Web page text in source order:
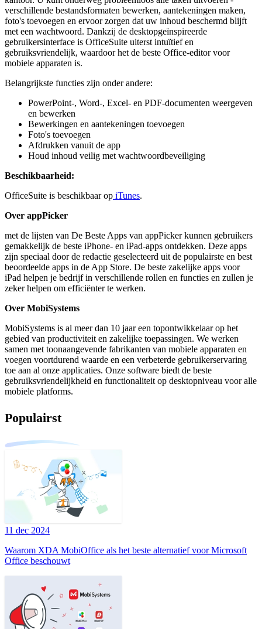
verschillende bestandsformaten bewerken, aantekeningen maken,
foto's toevoegen en ervoor zorgen dat uw inhoud beschermd blijft
met een wachtwoord. Dankzij de desktopgeïnspireerde
gebruikersinterface is OfficeSuite uiterst intuïtief en
gebruiksvriendelijk, waardoor het de beste Office-editor voor
mobiele apparaten is.
Belangrijkste functies zijn onder andere:
PowerPoint-, Word-, Excel- en PDF-documenten weergeven
en bewerken
Bewerkingen en aantekeningen toevoegen
Foto's toevoegen
Afdrukken vanuit de app
Houd inhoud veilig met wachtwoordbeveiliging
Beschikbaarheid:
OfficeSuite is beschikbaar op iTunes.
Over appPicker
met de lijsten van De Beste Apps van appPicker kunnen gebruikers
gemakkelijk de beste iPhone- en iPad-apps ontdekken. Deze apps
zijn speciaal door de redactie geselecteerd uit de populairste en best
beoordeelde apps in de App Store. De beste zakelijke apps voor
iPad helpen je bedrijf in verschillende rollen en functies en zullen je
zeker helpen om efficiënter te werken.
Over MobiSystems
MobiSystems is al meer dan 10 jaar een topontwikkelaar op het
gebied van productiviteit en zakelijke toepassingen. We werken
samen met toonaangevende fabrikanten van mobiele apparaten en
voegen voortdurend waarde en een verbeterde gebruikerservaring
toe aan al onze applicaties. Onze software biedt de beste
gebruiksvriendelijkheid en functionaliteit op desktopniveau voor alle
mobiele platforms.
Populairst
11 dec 2024
Waarom XDA MobiOffice als het beste alternatief voor Microsoft
Office beschouwt